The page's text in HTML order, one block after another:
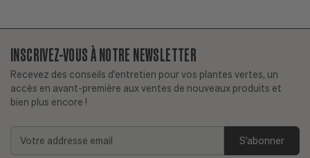
Plantes faciles d'entretien
INSCRIVEZ-VOUS À NOTRE NEWSLETTER
Recevez des conseils d'entretien pour vos plantes vertes, un
accès en avant-première aux ventes de nouveaux produits et
bien plus encore !
Addresse